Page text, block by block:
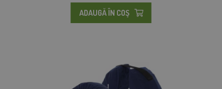
ADAUGĂ ÎN COŞ